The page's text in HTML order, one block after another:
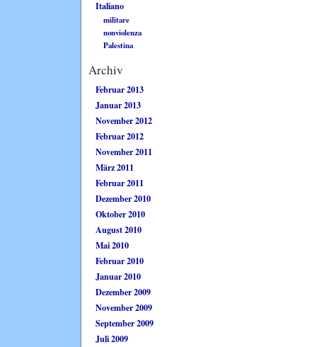
Italiano
militare
nonviolenza
Palestina
Archiv
Februar 2013
Januar 2013
November 2012
Februar 2012
November 2011
März 2011
Februar 2011
Dezember 2010
Oktober 2010
August 2010
Mai 2010
Februar 2010
Januar 2010
Dezember 2009
November 2009
September 2009
Juli 2009